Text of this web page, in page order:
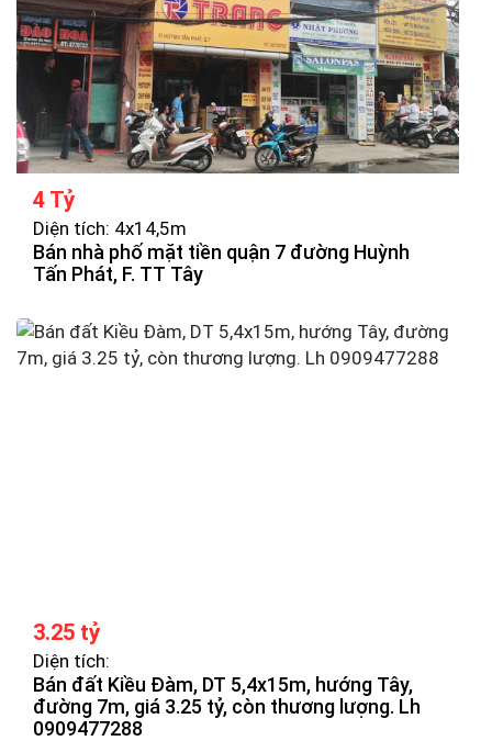
4 Tỷ
Diện tích: 4x14,5m
Bán nhà phố mặt tiền quận 7 đường Huỳnh
Tấn Phát, F. TT Tây
3.25 tỷ
Diện tích:
Bán đất Kiều Đàm, DT 5,4x15m, hướng Tây,
đường 7m, giá 3.25 tỷ, còn thương lượng. Lh
0909477288